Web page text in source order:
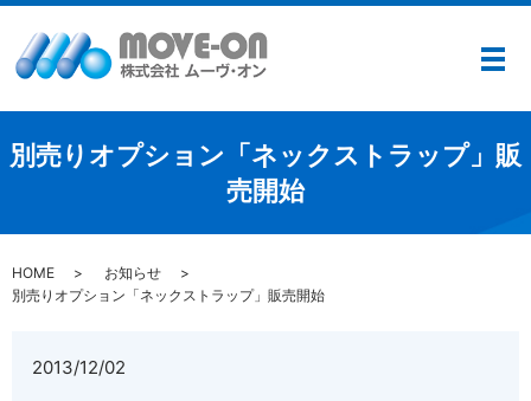
メ
別売りオプション「ネックストラップ」販
売開始
HOME
お知らせ
別売りオプション「ネックストラップ」販売開始
2013/12/02